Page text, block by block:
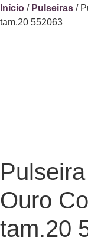
Início / Pulseiras /
tam.20 552063
Ouro
tam.20